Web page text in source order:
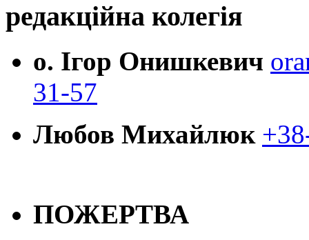
редакційна колегія
о. Ігор Онишкевич
31-57
Любов Михайлюк
ПОЖЕРТВА